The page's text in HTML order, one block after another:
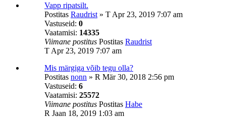
Vapp ripatsilt.
Postitas Raudrist » T Apr 23, 2019 7:07 am
Vastuseid: 0
Vaatamisi: 14335
Viimane postitus Postitas Raudrist
T Apr 23, 2019 7:07 am
Mis märgiga võib tegu olla?
Postitas nonn » R Mär 30, 2018 2:56 pm
Vastuseid: 6
Vaatamisi: 25572
Viimane postitus Postitas Habe
R Jaan 18, 2019 1:03 am